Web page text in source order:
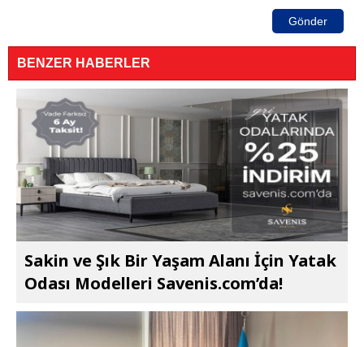
Gönder
BENZER HABERLER
Sakin ve Şık Bir Yaşam Alanı İçin Yatak
Odası Modelleri Savenis.com’da!